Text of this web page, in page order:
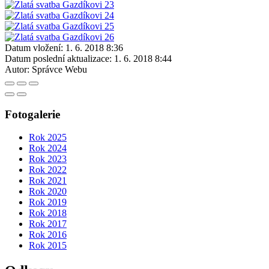
Datum vložení: 1. 6. 2018 8:36
Datum poslední aktualizace: 1. 6. 2018 8:44
Autor: Správce Webu
Fotogalerie
Rok 2025
Rok 2024
Rok 2023
Rok 2022
Rok 2021
Rok 2020
Rok 2019
Rok 2018
Rok 2017
Rok 2016
Rok 2015